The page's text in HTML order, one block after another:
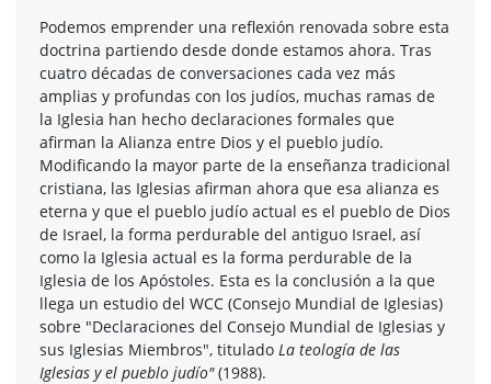
Podemos emprender una reflexión renovada sobre esta
doctrina partiendo desde donde estamos ahora. Tras
cuatro décadas de conversaciones cada vez más
amplias y profundas con los judíos, muchas ramas de
la Iglesia han hecho declaraciones formales que
afirman la Alianza entre Dios y el pueblo judío.
Modificando la mayor parte de la enseñanza tradicional
cristiana, las Iglesias afirman ahora que esa alianza es
eterna y que el pueblo judío actual es el pueblo de Dios
de Israel, la forma perdurable del antiguo Israel, así
como la Iglesia actual es la forma perdurable de la
Iglesia de los Apóstoles. Esta es la conclusión a la que
llega un estudio del WCC (Consejo Mundial de Iglesias)
sobre "Declaraciones del Consejo Mundial de Iglesias y
sus Iglesias Miembros", titulado La teología de las
Iglesias y el pueblo judío"(1988).